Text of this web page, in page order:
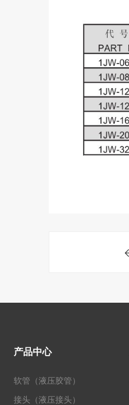
产品中心
软管（液压胶管）
接头（液压接头）